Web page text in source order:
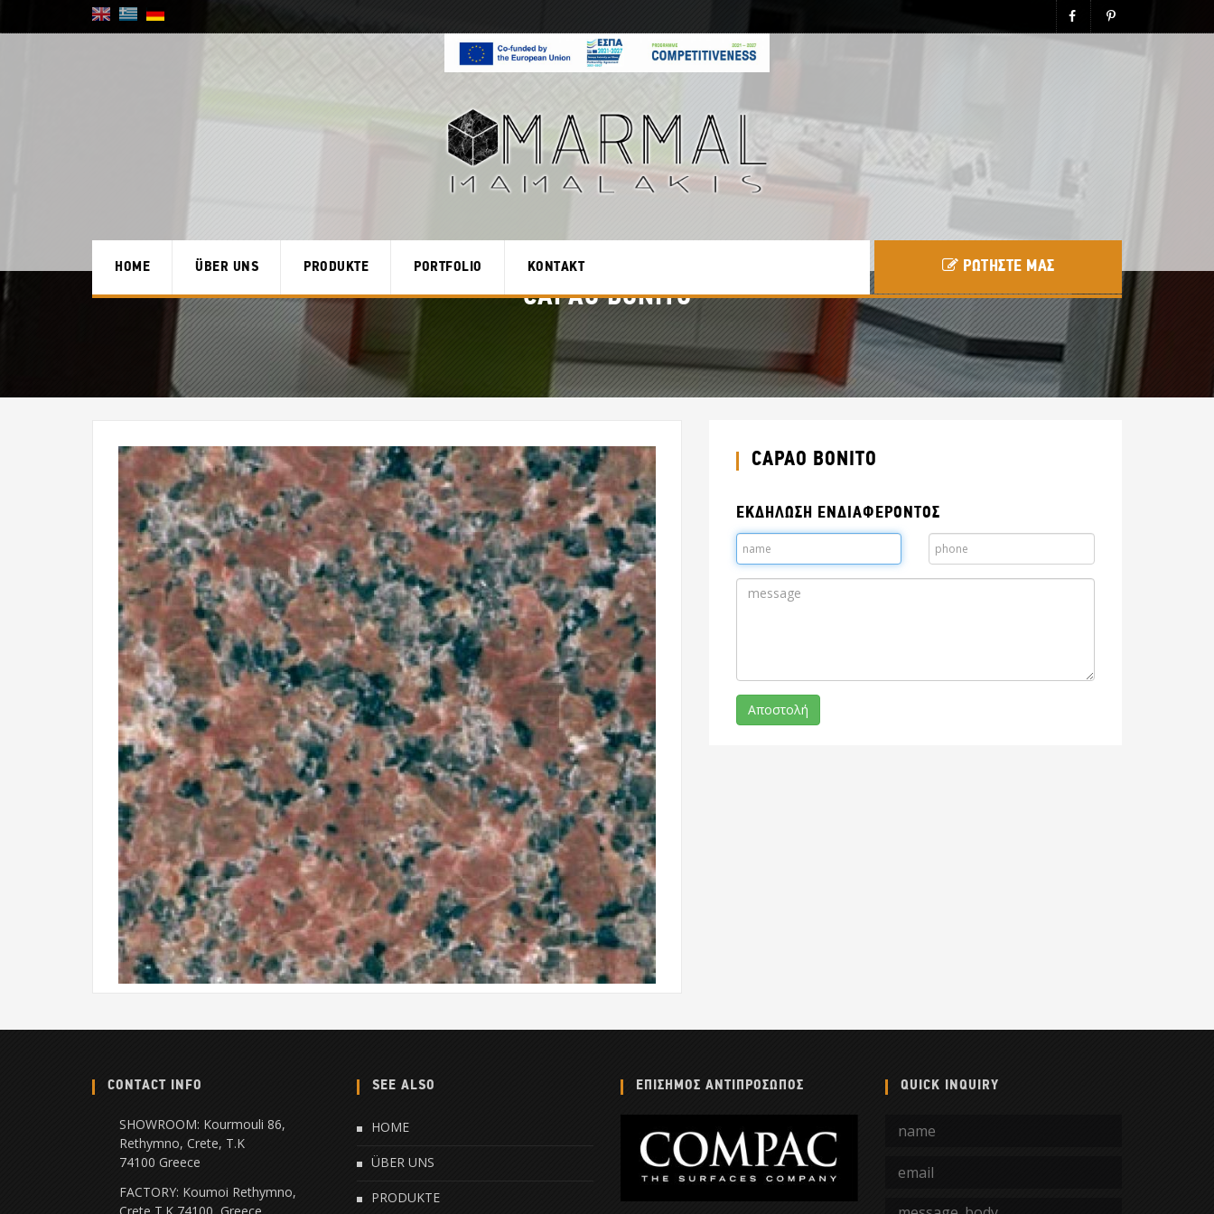
HOME ÜBER UNS PRODUKTE PORTFOLIO KONTAKT ΡΩΤΗΣΤΕ ΜΑΣ
CAPAO BONITO
CAPAO BONITO
ΕΚΔΗΛΩΣΗ ΕΝΔΙΑΦΕΡΟΝΤΟΣ
CONTACT INFO
SHOWROOM: Kourmouli 86,
Rethymno, Crete, Τ.Κ
74100 Greece
FACTORY: Koumoi Rethymno,
Crete Τ.Κ 74100, Greece
SEE ALSO
HOME
ÜBER UNS
PRODUKTE
ΕΠΙΣΗΜΟΣ ΑΝΤΙΠΡΟΣΩΠΟΣ QUICK INQUIRY